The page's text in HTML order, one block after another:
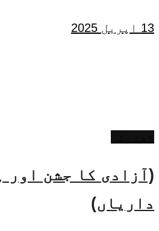
13 اپریل 2025
(آزادی کا جشن اور
داریاں)